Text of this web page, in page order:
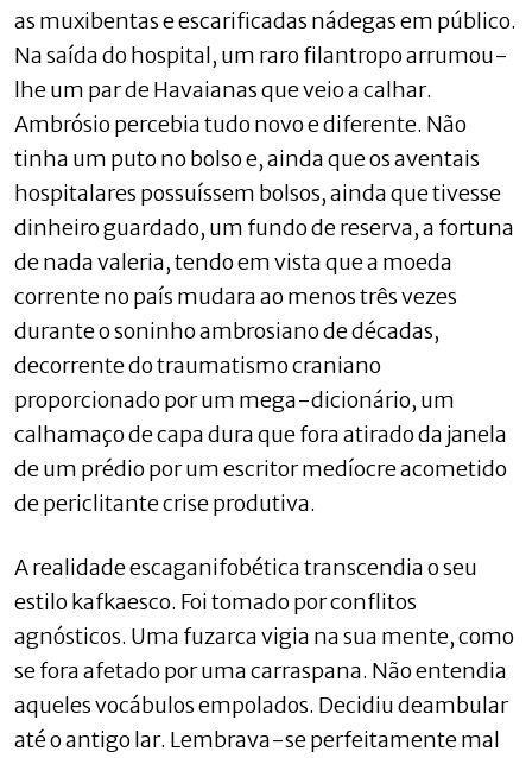
as muxibentas e escarificadas nádegas em público.
Na saída do hospital, um raro filantropo arrumou-
lhe um par de Havaianas que veio a calhar.
Ambrósio percebia tudo novo e diferente. Não
tinha um puto no bolso e, ainda que os aventais
hospitalares possuíssem bolsos, ainda que tivesse
dinheiro guardado, um fundo de reserva, a fortuna
de nada valeria, tendo em vista que a moeda
corrente no país mudara ao menos três vezes
durante o soninho ambrosiano de décadas,
decorrente do traumatismo craniano
proporcionado por um mega-dicionário, um
calhamaço de capa dura que fora atirado da janela
de um prédio por um escritor medíocre acometido
de periclitante crise produtiva.
A realidade escaganifobética transcendia o seu
estilo kafkaesco. Foi tomado por conflitos
agnósticos. Uma fuzarca vigia na sua mente, como
se fora afetado por uma carraspana. Não entendia
aqueles vocábulos empolados. Decidiu deambular
até o antigo lar. Lembrava-se perfeitamente mal